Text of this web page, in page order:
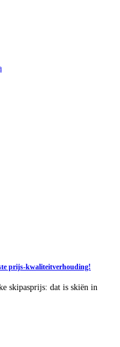
prijs-kwaliteitverhouding!
skipasprijs: dat is skiën in